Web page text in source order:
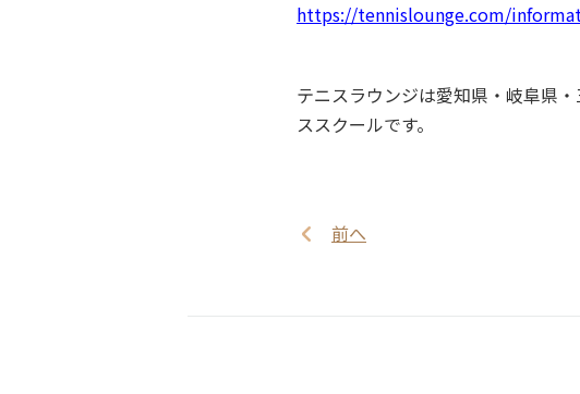
https://tennislounge.com/
テニスラウンジは愛知県・岐阜県
ススクールです。
前へ